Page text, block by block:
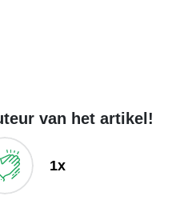
van het artikel!
1x